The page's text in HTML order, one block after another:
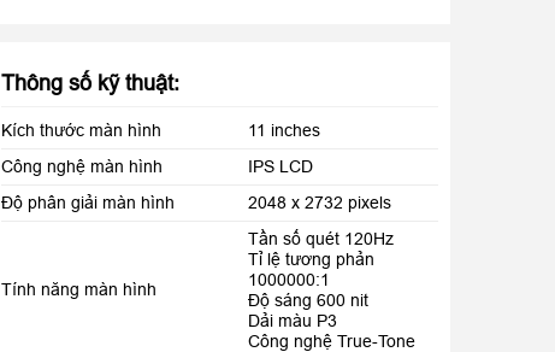
Thông số kỹ thuật:
Kích thước màn hình
11 inches
Công nghệ màn hình
IPS LCD
Độ phân giải màn hình
2048 x 2732 pixels
Tính năng màn hình
Tần số quét 120Hz
Tỉ lệ tương phản
1000000:1
Độ sáng 600 nit
Dải màu P3
Công nghệ True-Tone